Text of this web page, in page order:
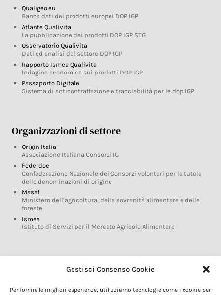
Gestisci Consenso Cookie
Per fornire le migliori esperienze, utilizziamo tecnologie come i cookie per
Qualigeo.eu
Banca dati dei prodotti europei DOP IGP
Atlante Qualivita
La pubblicazione dei prodotti DOP IGP STG
Osservatorio Qualivita
Dati ed analisi del settore DOP IGP
Rapporto Ismea Qualivita
Indagine economica sui prodotti DOP IGP
Passaporto Digitale
Sistema di anticontraffazione e tracciabilità per le dop IGP
Organizzazioni di settore
Origin Italia
Associazione Italiana Consorzi IG
Federdoc
Confederazione Nazionale dei Consorzi volontari per la tutela
delle denominazioni di origine
Masaf
Ministero dell’agricoltura, della sovranità alimentare e delle
foreste
Ismea
Istituto di Servizi per il Mercato Agricolo Alimentare
Glossario DOP IGP
Marchi DOP IGP